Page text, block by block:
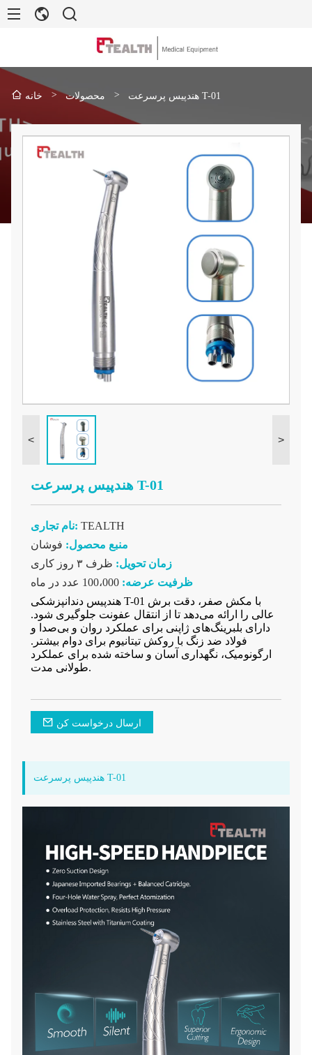
خانه > محصولات > هندپیس پرسرعت T-01
< >
هندپیس پرسرعت T-01
نام تجاری: TEALTH
منبع محصول: فوشان
زمان تحویل: ظرف ۳ روز کاری
ظرفیت عرضه: 100،000 عدد در ماه
هندپیس دندانپزشکی T-01 با مکش صفر، دقت برش
عالی را ارائه می‌دهد تا از انتقال عفونت جلوگیری شود.
دارای بلبرینگ‌های ژاپنی برای عملکرد روان و بی‌صدا و
فولاد ضد زنگ با روکش تیتانیوم برای دوام بیشتر.
ارگونومیک، نگهداری آسان و ساخته شده برای عملکرد
طولانی مدت.
ارسال درخواست کن
هندپیس پرسرعت T-01